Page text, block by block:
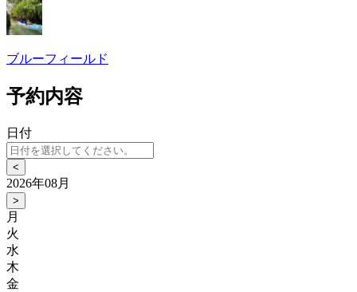
ブルーフィールド
予約内容
日付
<
2026年08月
>
月
火
水
木
金